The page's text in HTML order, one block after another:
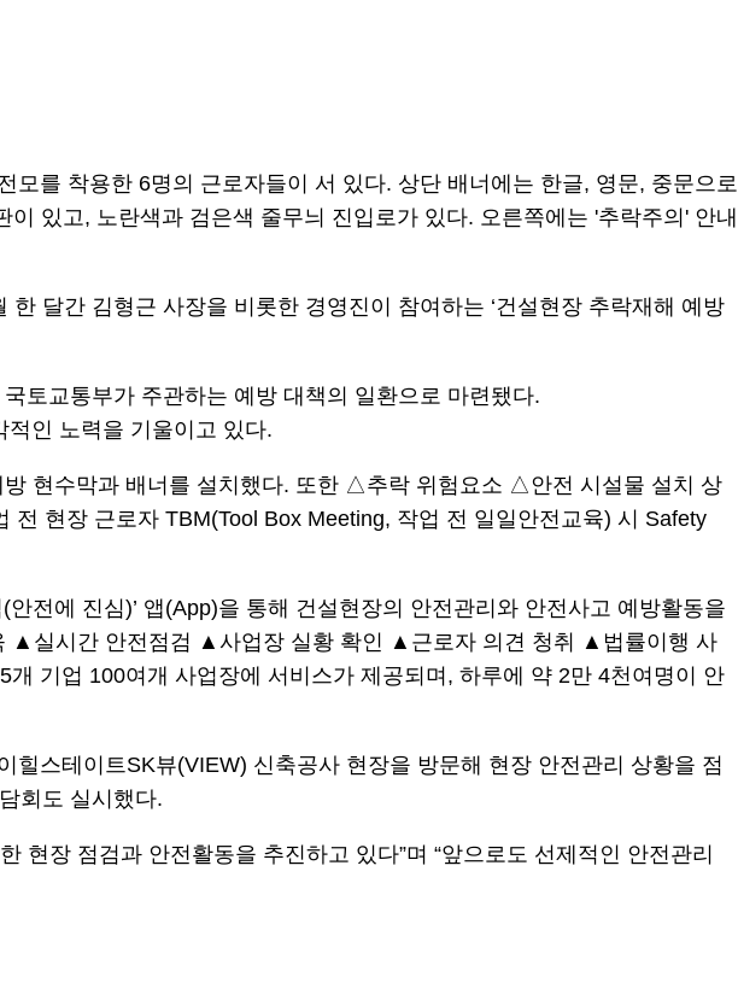
달간 김형근 사장을 비롯한 경영진이 참여하는 ‘건설현장 추락재해 예방
토교통부가 주관하는 예방 대책의 일환으로 마련됐다.
인 노력을 기울이고 있다.
현수막과 배너를 설치했다. 또한 △추락 위험요소 △안전 시설물 설치 상
현장 근로자 TBM(Tool Box Meeting, 작업 전 일일안전교육) 시 Safety
전에 진심)’ 앱(App)을 통해 건설현장의 안전관리와 안전사고 예방활동을
▲실시간 안전점검 ▲사업장 실황 확인 ▲근로자 의견 청취 ▲법률이행 사
기업 100여개 사업장에 서비스가 제공되며, 하루에 약 2만 4천여명이 안
스테이트SK뷰(VIEW) 신축공사 현장을 방문해 현장 안전관리 상황을 점
회도 실시했다.
장 점검과 안전활동을 추진하고 있다”며 “앞으로도 선제적인 안전관리